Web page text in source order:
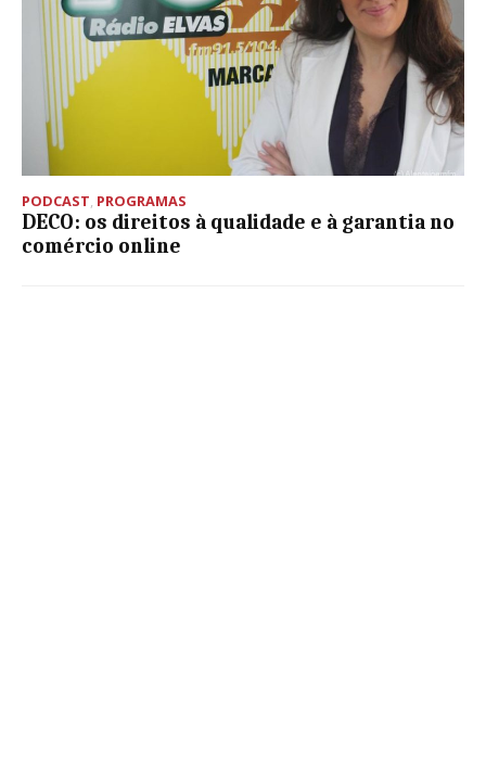
PODCAST, PROGRAMAS
DECO: os direitos à qualidade e à garantia no
comércio online